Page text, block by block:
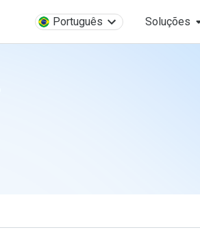
Português Soluções